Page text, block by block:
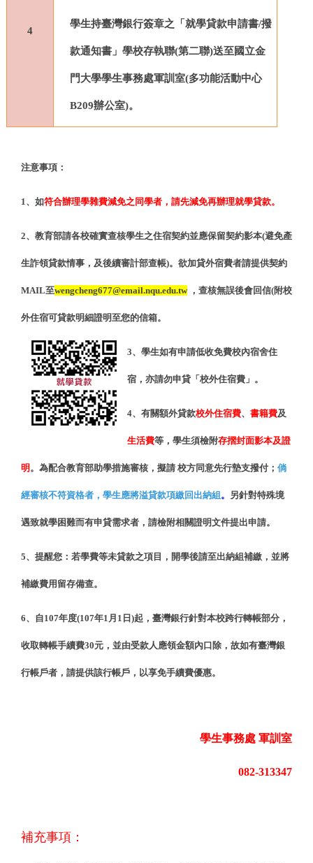
4
學生持臺灣銀行簽章之「就學貸款申請書/撥
款通知書」學校存執聯(第二聯)送至國立金
門大學學生事務處軍訓室(多功能活動中心
B209辦公室)。
注意事項：
1、如符合辦理學雜費減免之同學者，請先減免再辦理就學貸款。
2、教育部請各校確實查核學生之住宿契約並應保留契約影本(避免產
生詐領貸款情事，及後續審計部查帳)。欲加貸外宿費者請提供契約
MAIL至wengcheng677@email.nqu.edu.tw，查核無誤後會回信(附校
外住宿可貸款明細證明至您的信箱。
3、學生如有申請低收免費校內宿舍住
宿，亦請勿申貸「校外住宿費」。
4、有關額外貸款校外住宿費、 書籍費及
生活費等，學生須檢附存摺封面影本及證
明 。為配合教育部助學措施審核，擬請 校方同意先行墊支撥付； 倘
經審核不符資格者，學生應將溢貸款項繳回出納組 。 另針對特殊境
遇致就學困難而有申貸需求者，請檢附相關證明文件提出申請。
5、提醒您：若學費等未貸款之項目，開學後請至出納組補繳，並將
補繳費用留存備查。
6、自107年度(107年1月1日)起，臺灣銀行針對本校跨行轉帳部分，
收取轉帳手續費30元，並由受款人應領金額內口除，故如有臺灣銀
行帳戶者，請提供該行帳戶，以享免手續費優惠。
學生事務處 軍訓室
082-313347
補充事項：